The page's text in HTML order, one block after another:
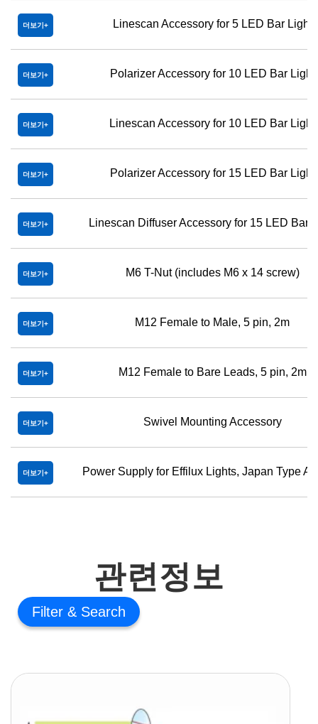
더보기 Linescan Accessory for 5 LED Bar Light
더보기 Polarizer Accessory for 10 LED Bar Light
더보기 Linescan Accessory for 10 LED Bar Light
더보기 Polarizer Accessory for 15 LED Bar Light
더보기 Linescan Diffuser Accessory for 15 LED Bar
더보기 M6 T-Nut (includes M6 x 14 screw)
더보기 M12 Female to Male, 5 pin, 2m
더보기 M12 Female to Bare Leads, 5 pin, 2m
더보기 Swivel Mounting Accessory
더보기 Power Supply for Effilux Lights, Japan Type
관련정보
Filter